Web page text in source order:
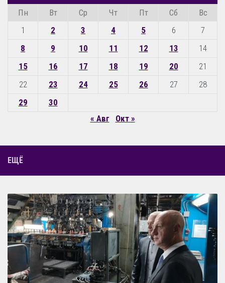
Пн Вт Ср Чт Пт Сб
Вс
1
2 3 4 5 6
7
8
9 10 11 12 13
14
15
16 17 18 19 20
21
22
23 24 25 26 27
28
29
30
« Авг
Окт »
ЕЩЁ